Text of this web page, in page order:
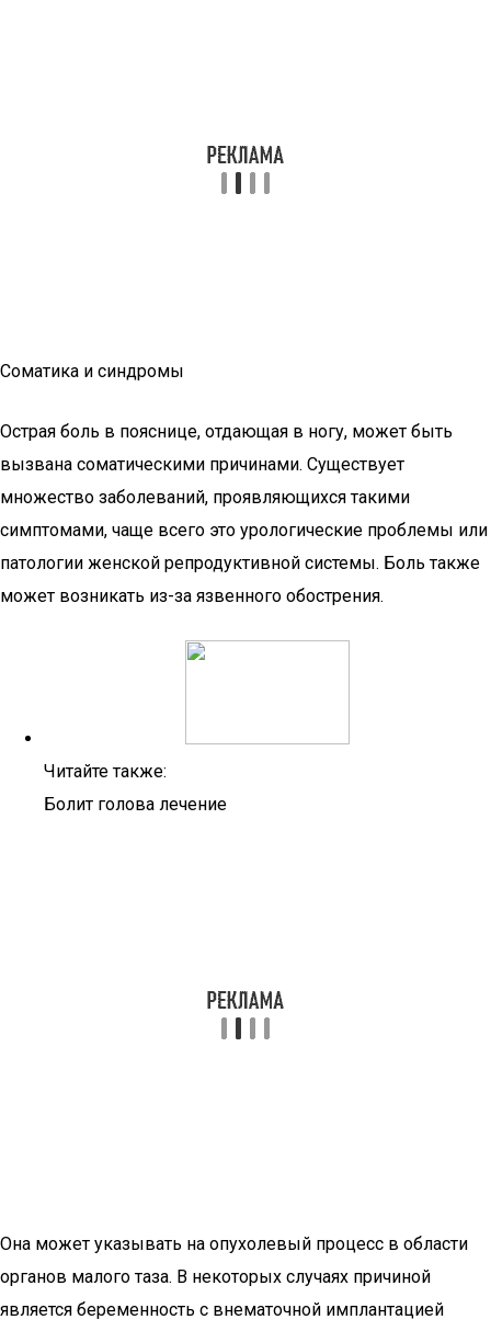
Соматика и синдромы
Острая боль в пояснице, отдающая в ногу, может быть
вызвана соматическими причинами. Существует
множество заболеваний, проявляющихся такими
симптомами, чаще всего это урологические проблемы или
патологии женской репродуктивной системы. Боль также
может возникать из-за язвенного обострения.
Читайте также:
Болит голова лечение
Она может указывать на опухолевый процесс в области
органов малого таза. В некоторых случаях причиной
является беременность с внематочной имплантацией